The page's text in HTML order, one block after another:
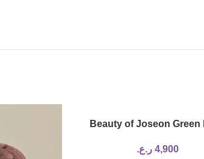
Beauty of Joseon Green
4,900 ر.ع.